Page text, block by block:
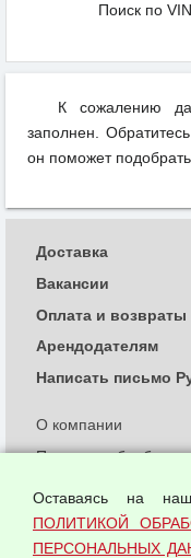
Поиск по VIN
К сожалению
заполнен.
он поможет
О компании
Политика обработки
Согласием на
Оферта оптовой
Доставка
Вакансии
Оплата и возвраты
Арендодателям
Написать письмо
Оставаясь на
ПОЛИТИКОЙ
ПЕРСОНАЛЬНЫХ